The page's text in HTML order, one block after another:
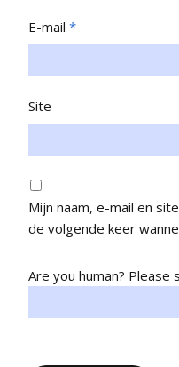
E-mail *
Site
Mijn naam, e-mail en
de volgende keer
Are you human? Please